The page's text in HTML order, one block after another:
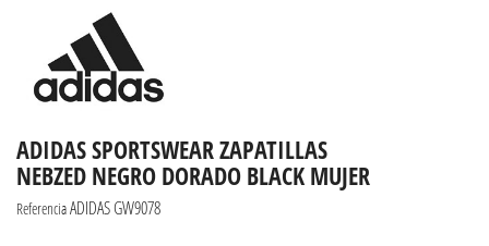
ADIDAS SPORTSWEAR ZAPATILLAS
NEBZED NEGRO DORADO BLACK MUJER
ReferenciaADIDAS GW9078